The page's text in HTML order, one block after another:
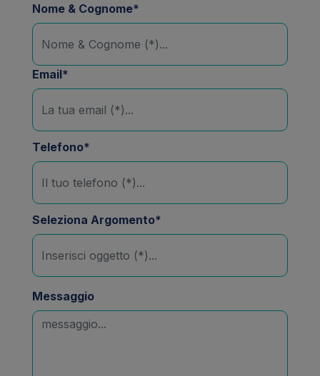
Nome & Cognome*
Email*
Telefono*
Seleziona Argomento*
Messaggio